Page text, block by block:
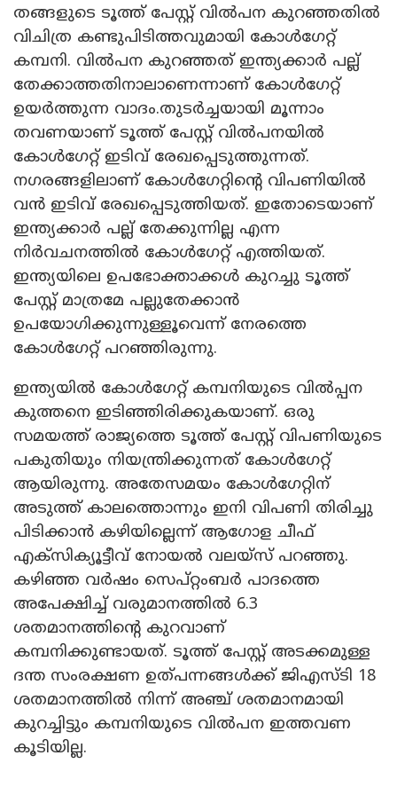
തങ്ങളുടെ ടൂത്ത് പേസ്റ്റ് വിൽപന കുറഞ്ഞതിൽ
വിചിത്ര കണ്ടുപിടിത്തവുമായി കോൾഗേറ്റ്
കമ്പനി. വിൽപന കുറഞ്ഞത് ഇന്ത്യക്കാർ പല്ല്
തേക്കാത്തതിനാലാണെന്നാണ് കോൾ​ഗേറ്റ്
ഉയർത്തുന്ന വാദം.തുടർച്ചയായി മൂന്നാം
തവണയാണ് ടൂത്ത് പേസ്റ്റ് വിൽപനയിൽ
കോൾഗേറ്റ് ഇടിവ് രേഖപ്പെടുത്തുന്നത്.
നഗരങ്ങളിലാണ് കോൾഗേറ്റിൻ്റെ വിപണിയിൽ
വൻ ഇടിവ് രേഖപ്പെടുത്തിയത്. ഇതോടെയാണ്
ഇന്ത്യക്കാർ പല്ല് തേക്കുന്നില്ല എന്ന
നിർവചനത്തിൽ കോൾ​ഗേറ്റ് എത്തിയത്.
ഇന്ത്യയിലെ ഉപഭോക്താക്കൾ കുറച്ചു ടൂത്ത്
പേസ്റ്റ് മാത്രമേ പല്ലുതേക്കാൻ
ഉപയോഗിക്കുന്നുള്ളൂവെന്ന് നേരത്തെ
കോൾഗേറ്റ് പറഞ്ഞിരുന്നു.
ഇന്ത്യയിൽ കോൾഗേറ്റ് കമ്പനിയുടെ വിൽപ്പന
കുത്തനെ ഇടിഞ്ഞിരിക്കുകയാണ്. ഒരു
സമയത്ത് രാജ്യത്തെ ടൂത്ത് പേസ്റ്റ് വിപണിയുടെ
പകുതിയും നിയന്ത്രിക്കുന്നത് കോൾ​ഗേറ്റ്
ആയിരുന്നു. അതേസമയം കോൾഗേറ്റിന്
അടുത്ത് കാലത്തൊന്നും ഇനി വിപണി തിരിച്ചു
പിടിക്കാൻ ക‍ഴിയില്ലെന്ന് ആഗോള ചീഫ്
എക്സിക്യൂട്ടീവ് നോയൽ വലയ്സ് പറഞ്ഞു.
കഴിഞ്ഞ വർഷം സെപ്റ്റംബർ പാദത്തെ
അപേക്ഷിച്ച് വരുമാനത്തിൽ 6.3
ശതമാനത്തിൻ്റെ കുറവാണ്
കമ്പനിക്കുണ്ടായത്. ടൂത്ത് പേസ്റ്റ് അടക്കമുള്ള
ദന്ത സംരക്ഷണ ഉത്പന്നങ്ങൾക്ക് ജിഎസ്ടി 18
ശതമാനത്തിൽ നിന്ന് അഞ്ച് ശതമാനമായി
കുറച്ചിട്ടും കമ്പനിയുടെ വിൽപന ഇത്തവണ
കൂടിയില്ല.